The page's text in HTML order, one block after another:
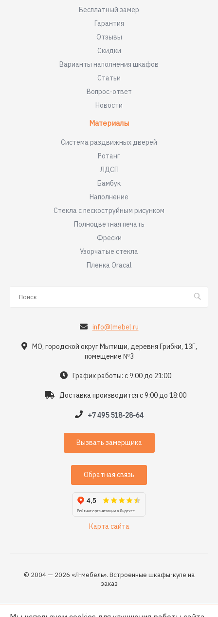
Бесплатный замер
Гарантия
Отзывы
Скидки
Варианты наполнения шкафов
Статьи
Вопрос-ответ
Новости
Материалы
Система раздвижных дверей
Ротанг
ЛДСП
Бамбук
Наполнение
Стекла с пескоструйным рисунком
Полноцветная печать
Фрески
Узорчатые стекла
Пленка Oracal
info@lmebel.ru
МО, городской округ Мытищи, деревня Грибки, 13Г,
помещение №3
График работы: с 9:00 до 21:00
Доставка производится с 9:00 до 18:00
+7 495 518-28-64
Вызвать замерщика
Обратная связь
Карта сайта
© 2004 — 2026 «Л-мебель». Встроенные шкафы-купе на
заказ